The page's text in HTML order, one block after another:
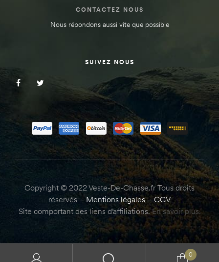
CONTACTEZ NOUS
Nous répondons aussi vite que possible
SUIVEZ NOUS
Copyright © 2022 Veste-De-Chasse.fr Tous droits
réservés – Mentions légales– CGV
Site comportant des liens d’affiliations.En savoir plus.
0